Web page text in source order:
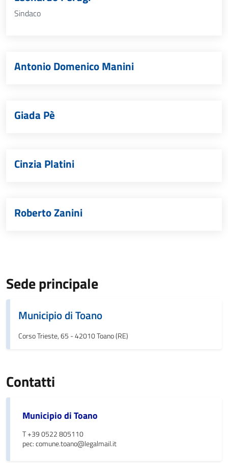
Sindaco
Antonio Domenico Manini
Giada Pè
Cinzia Platini
Roberto Zanini
Sede principale
Municipio di Toano
Corso Trieste, 65 - 42010 Toano (RE)
Contatti
Municipio di Toano
T +39 0522 805110
pec: comune.toano@legalmail.it